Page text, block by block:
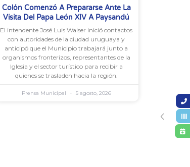
Colón Comenzó A Prepararse Ante La
Visita Del Papa León XIV A Paysandú
El intendente José Luis Walser inició contactos
con autoridades de la ciudad uruguaya y
anticipó que el Municipio trabajará junto a
organismos fronterizos, representantes de la
Iglesia y el sector turístico para recibir a
quienes se trasladen hacia la región.
Prensa Municipal 5 agosto, 2026